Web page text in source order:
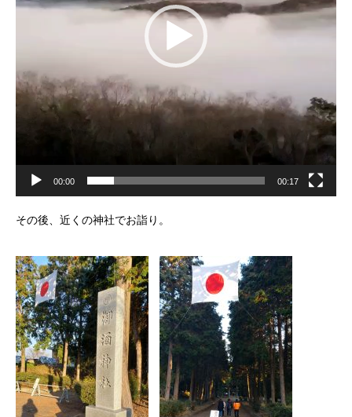
00:00 00:17
その後、近くの神社でお詣り。